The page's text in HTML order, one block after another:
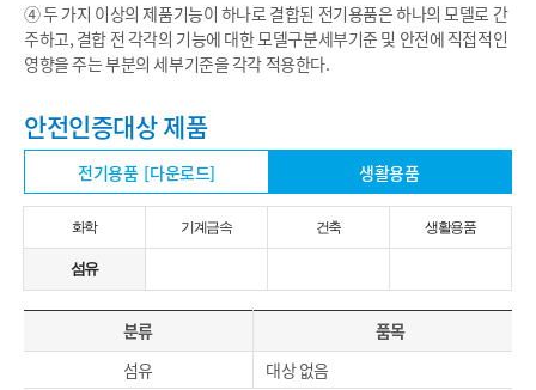
④ 두 가지 이상의 제품기능이 하나로 결합된 전기용품은 하나의 모델로 간
주하고, 결합 전 각각의 기능에 대한 모델구분세부기준 및 안전에 직접적인
영향을 주는 부분의 세부기준을 각각 적용한다.
안전인증대상 제품
전기용품 [다운로드] 생활용품
화학 기계금속 건축 생활용품
섬유
분류
품목
섬유
대상 없음